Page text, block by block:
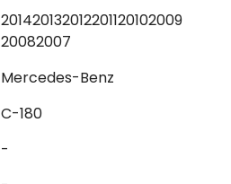
201420132012201120102009
20082007
Mercedes-Benz
C-180
-